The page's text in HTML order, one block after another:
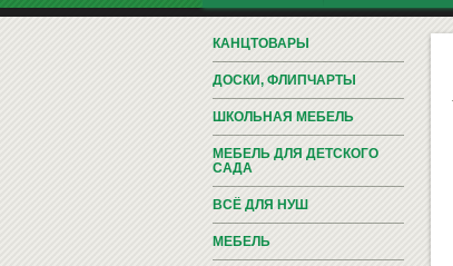
КАНЦТОВАРЫ
ДОСКИ, ФЛИПЧАРТЫ
ШКОЛЬНАЯ МЕБЕЛЬ
МЕБЕЛЬ ДЛЯ ДЕТСКОГО
САДА
ВСЁ ДЛЯ НУШ
МЕБЕЛЬ